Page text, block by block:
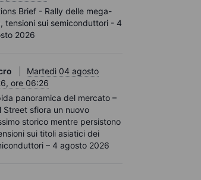
Brief - Rally delle mega-
tensioni sui semiconduttori - 4
2026
Martedì 04 agosto
ore 06:26
panoramica del mercato –
Street sfiora un nuovo
storico mentre persistono
sui titoli asiatici dei
– 4 agosto 2026